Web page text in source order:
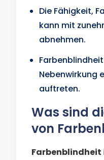
Die Fähigkeit,
kann mit
abnehmen.
Nebenwirkung
auftreten.
Was sind
von
Farbenblindheit